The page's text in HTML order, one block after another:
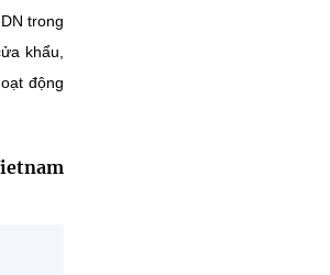
trong
khẩu,
động